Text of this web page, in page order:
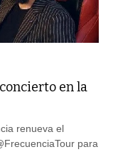
en la
renueva el
para